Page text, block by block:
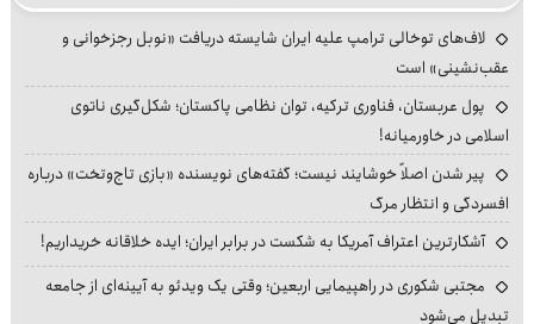
لاف‌های توخالی ترامپ علیه ایران شایسته دریافت «نوبل رجزخوانی و
عقب‌نشینی» است
پول عربستان، فناوری ترکیه، توان نظامی پاکستان؛ شکل‌گیری ناتوی
اسلامی در خاورمیانه!
پیر شدن اصلاً خوشایند نیست؛ گفته‌های نویسنده «بازی تاج‌وتخت» درباره
افسردگی و انتظار مرگ
آشکارترین اعتراف آمریکا به شکست در برابر ایران؛ ایده خلاقانه خریداریم!
مجتبی شکوری در راهپیمایی اربعین؛ وقتی یک ویدئو به آیینه‌ای از جامعه
تبدیل می‌شود